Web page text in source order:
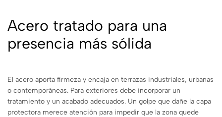
Acero tratado para una
presencia más sólida
El acero aporta firmeza y encaja en terrazas industriales, urbanas
o contemporáneas. Para exteriores debe incorporar un
tratamiento y un acabado adecuados. Un golpe que dañe la capa
protectora merece atención para impedir que la zona quede